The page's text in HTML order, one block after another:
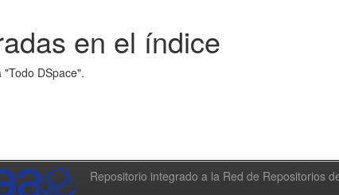
en el índice
DSpace".
Repositorio integrado a la Red de Repositorios